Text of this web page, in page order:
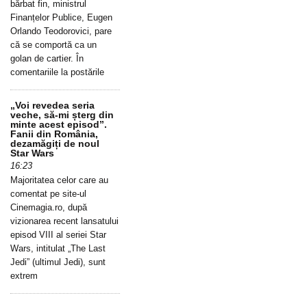
bărbat fin, ministrul
Finanțelor Publice, Eugen
Orlando Teodorovici, pare
că se comportă ca un
golan de cartier. În
comentariile la postările
„Voi revedea seria
veche, să-mi șterg din
minte acest episod”.
Fanii din România,
dezamăgiți de noul
Star Wars
16:23
Majoritatea celor care au
comentat pe site-ul
Cinemagia.ro, după
vizionarea recent lansatului
episod VIII al seriei Star
Wars, intitulat „The Last
Jedi” (ultimul Jedi), sunt
extrem